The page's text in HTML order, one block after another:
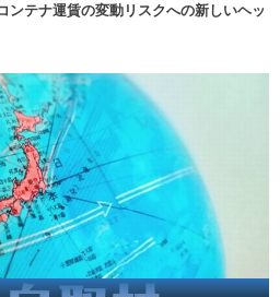
ンテナ運賃の変動リスクへの新しいヘッ